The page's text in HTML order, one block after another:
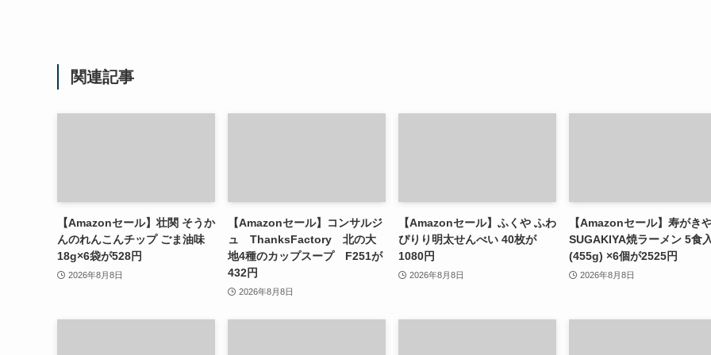
関連記事
【Amazonセール】壮関 そうか
んのれんこんチップ ごま油味
18g×6袋が528円
2026年8月8日
【Amazonセール】コンサルジ
ュ ThanksFactory 北の大
地4種のカップスープ F251が
432円
2026年8月8日
【Amazonセール】ふくや ふわ
ぴりり明太せんべい 40枚が
1080円
2026年8月8日
【Amazonセール】寿がき
SUGAKIYA焼ラーメン 5食
(455g) ×6個が2525円
2026年8月8日